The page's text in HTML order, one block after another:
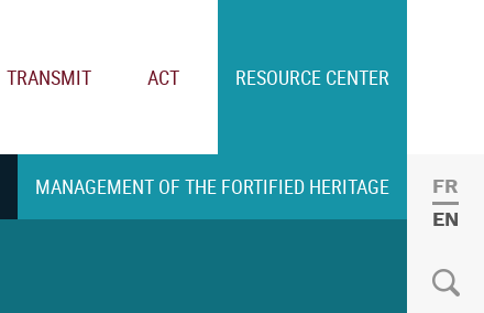
TRANSMIT ACT RESOURCE CENTER
MANAGEMENT OF THE FORTIFIED HERITAGE